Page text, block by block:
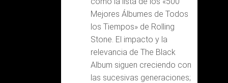
Mejores Álbumes de Todos
los Tiempos» de Rolling
Stone. El impacto y la
relevancia de The Black
Album siguen creciendo con
las sucesivas generaciones;